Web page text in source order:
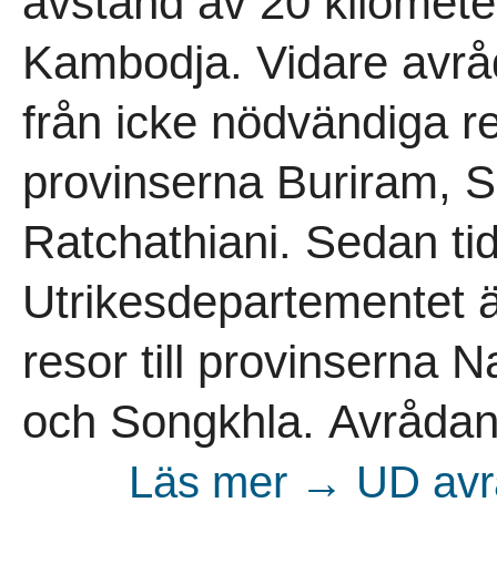
Kambodja. Vidare
från icke nödvändiga
provinserna Buriram,
Ratchathiani. Sedan
Utrikesdepartementet
resor till provinserna
och Songkhla.
Läs mer → UD